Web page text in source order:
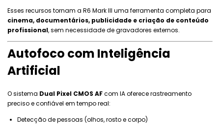
Esses recursos tornam a R6 Mark III uma ferramenta completa para
cinema, documentários, publicidade e criação de conteúdo
profissional, sem necessidade de gravadores externos.
Autofoco com Inteligência
Artificial
O sistema Dual Pixel CMOS AFcom IA oferece rastreamento
preciso e confiável em tempo real:
Detecção de pessoas (olhos, rosto e corpo)